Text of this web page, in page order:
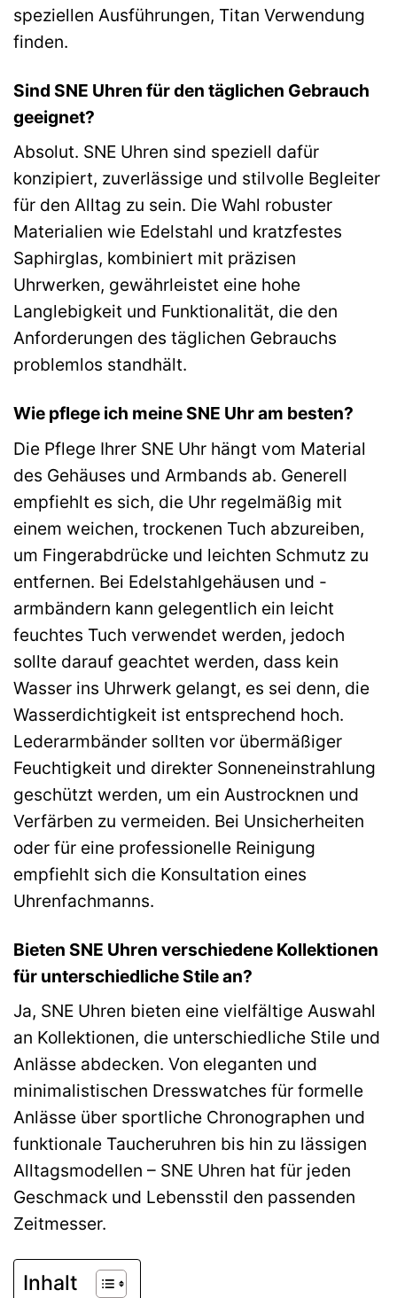
speziellen Ausführungen, Titan Verwendung
finden.
Sind SNE Uhren für den täglichen Gebrauch
geeignet?
Absolut. SNE Uhren sind speziell dafür
konzipiert, zuverlässige und stilvolle Begleiter
für den Alltag zu sein. Die Wahl robuster
Materialien wie Edelstahl und kratzfestes
Saphirglas, kombiniert mit präzisen
Uhrwerken, gewährleistet eine hohe
Langlebigkeit und Funktionalität, die den
Anforderungen des täglichen Gebrauchs
problemlos standhält.
Wie pflege ich meine SNE Uhr am besten?
Die Pflege Ihrer SNE Uhr hängt vom Material
des Gehäuses und Armbands ab. Generell
empfiehlt es sich, die Uhr regelmäßig mit
einem weichen, trockenen Tuch abzureiben,
um Fingerabdrücke und leichten Schmutz zu
entfernen. Bei Edelstahlgehäusen und -
armbändern kann gelegentlich ein leicht
feuchtes Tuch verwendet werden, jedoch
sollte darauf geachtet werden, dass kein
Wasser ins Uhrwerk gelangt, es sei denn, die
Wasserdichtigkeit ist entsprechend hoch.
Lederarmbänder sollten vor übermäßiger
Feuchtigkeit und direkter Sonneneinstrahlung
geschützt werden, um ein Austrocknen und
Verfärben zu vermeiden. Bei Unsicherheiten
oder für eine professionelle Reinigung
empfiehlt sich die Konsultation eines
Uhrenfachmanns.
Bieten SNE Uhren verschiedene Kollektionen
für unterschiedliche Stile an?
Ja, SNE Uhren bieten eine vielfältige Auswahl
an Kollektionen, die unterschiedliche Stile und
Anlässe abdecken. Von eleganten und
minimalistischen Dresswatches für formelle
Anlässe über sportliche Chronographen und
funktionale Taucheruhren bis hin zu lässigen
Alltagsmodellen – SNE Uhren hat für jeden
Geschmack und Lebensstil den passenden
Zeitmesser.
Inhalt